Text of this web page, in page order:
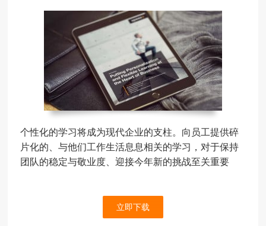
个性化的学习将成为现代企业的支柱。向员工提供碎
片化的、与他们工作生活息息相关的学习，对于保持
团队的稳定与敬业度、迎接今年新的挑战至关重要
立即下载